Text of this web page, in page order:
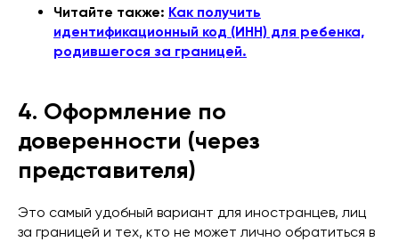
Читайте также: Как получить
идентификационный код (ИНН) для ребенка,
родившегося за границей.
4. Оформление по
доверенности (через
представителя)
Это самый удобный вариант для иностранцев, лиц
за границей и тех, кто не может лично обратиться в